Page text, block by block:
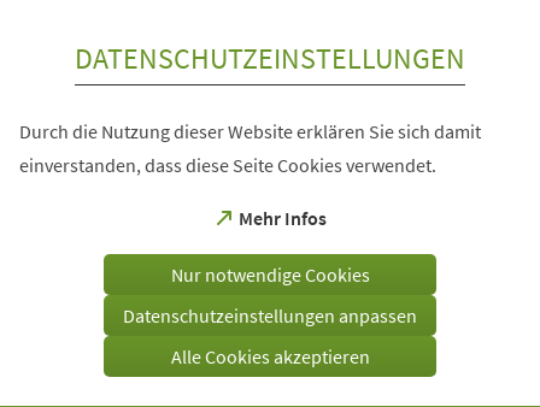
DATENSCHUTZEINSTELLUNGEN
Durch die Nutzung dieser Website erklären Sie sich damit
einverstanden, dass diese Seite Cookies verwendet.
Mehr Infos
(Öffnet
einem
Tab)
Nur notwendige Cookies
Datenschutzeinstellungen anpassen
Alle Cookies akzeptieren